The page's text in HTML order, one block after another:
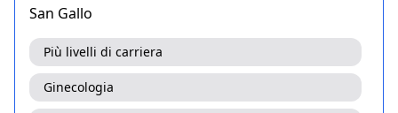
San Gallo
Più livelli di carriera
Ginecologia